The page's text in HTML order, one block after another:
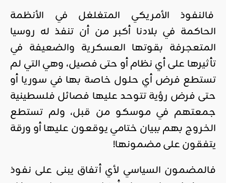
فالنفوذ الأمريكي المتغلغل في الأنظمة
الحاكمة في بلادنا أكبر من أن تنفذ له روسيا
المتعجرفة بقوتها العسكرية والضعيفة في
تأثيرها على أي نظام أو حتى فصيل، وهي التي لم
تستطع فرض أي حلول خاصة بها في سوريا أو
حتى فرض رؤية تتوحد عليها فصائل فلسطينية
جمعتهم في موسكو من قبل، ولم تستطع
الخروج بهم ببيان ختامي يوقعون عليها أو ورقة
يتفقون على مضمونها!
فالمضمون السياسي لأي أتفاق يبنى على نفوذ